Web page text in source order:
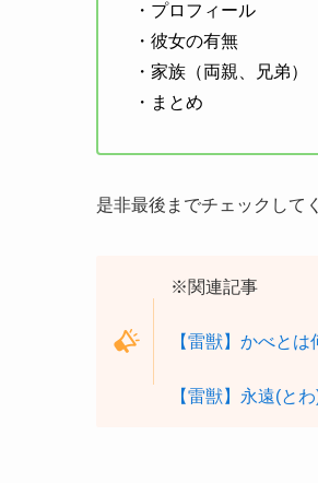
・プロフィール
・彼女の有無
・家族（両親、兄弟）
・まとめ
是非最後までチェックして
※関連記事
【雷獣】かべと
【雷獣】永遠(と